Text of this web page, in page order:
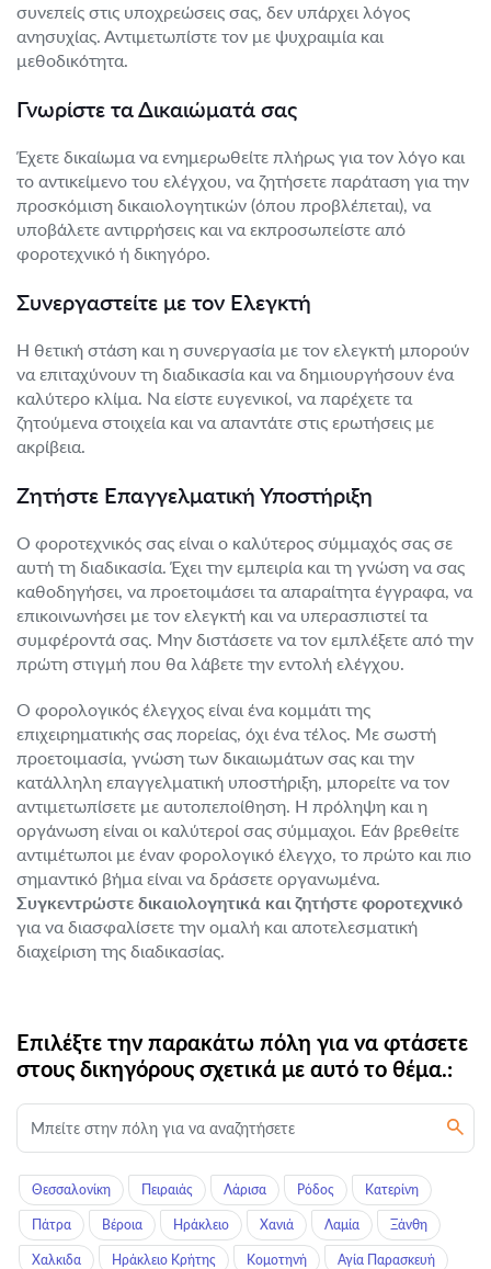
συνεπείς στις υποχρεώσεις σας, δεν υπάρχει λόγος
ανησυχίας. Αντιμετωπίστε τον με ψυχραιμία και
μεθοδικότητα.
Γνωρίστε τα Δικαιώματά σας
Έχετε δικαίωμα να ενημερωθείτε πλήρως για τον λόγο και
το αντικείμενο του ελέγχου, να ζητήσετε παράταση για την
προσκόμιση δικαιολογητικών (όπου προβλέπεται), να
υποβάλετε αντιρρήσεις και να εκπροσωπείστε από
φοροτεχνικό ή δικηγόρο.
Συνεργαστείτε με τον Ελεγκτή
Η θετική στάση και η συνεργασία με τον ελεγκτή μπορούν
να επιταχύνουν τη διαδικασία και να δημιουργήσουν ένα
καλύτερο κλίμα. Να είστε ευγενικοί, να παρέχετε τα
ζητούμενα στοιχεία και να απαντάτε στις ερωτήσεις με
ακρίβεια.
Ζητήστε Επαγγελματική Υποστήριξη
Ο φοροτεχνικός σας είναι ο καλύτερος σύμμαχός σας σε
αυτή τη διαδικασία. Έχει την εμπειρία και τη γνώση να σας
καθοδηγήσει, να προετοιμάσει τα απαραίτητα έγγραφα, να
επικοινωνήσει με τον ελεγκτή και να υπερασπιστεί τα
συμφέροντά σας. Μην διστάσετε να τον εμπλέξετε από την
πρώτη στιγμή που θα λάβετε την εντολή ελέγχου.
Ο φορολογικός έλεγχος είναι ένα κομμάτι της
επιχειρηματικής σας πορείας, όχι ένα τέλος. Με σωστή
προετοιμασία, γνώση των δικαιωμάτων σας και την
κατάλληλη επαγγελματική υποστήριξη, μπορείτε να τον
αντιμετωπίσετε με αυτοπεποίθηση. Η πρόληψη και η
οργάνωση είναι οι καλύτεροί σας σύμμαχοι. Εάν βρεθείτε
αντιμέτωποι με έναν φορολογικό έλεγχο, το πρώτο και πιο
σημαντικό βήμα είναι να δράσετε οργανωμένα.
Συγκεντρώστε δικαιολογητικά και ζητήστε φοροτεχνικό
για να διασφαλίσετε την ομαλή και αποτελεσματική
διαχείριση της διαδικασίας.
Επιλέξτε την παρακάτω πόλη για να φτάσετε
στους δικηγόρους σχετικά με αυτό το θέμα.:
Θεσσαλονίκη Πειραιάς Λάρισα Ρόδος Κατερίνη
Πάτρα Βέροια Ηράκλειο Χανιά Λαμία Ξάνθη
Χαλκιδα Ηράκλειο Κρήτης Κομοτηνή Αγία Παρασκευή